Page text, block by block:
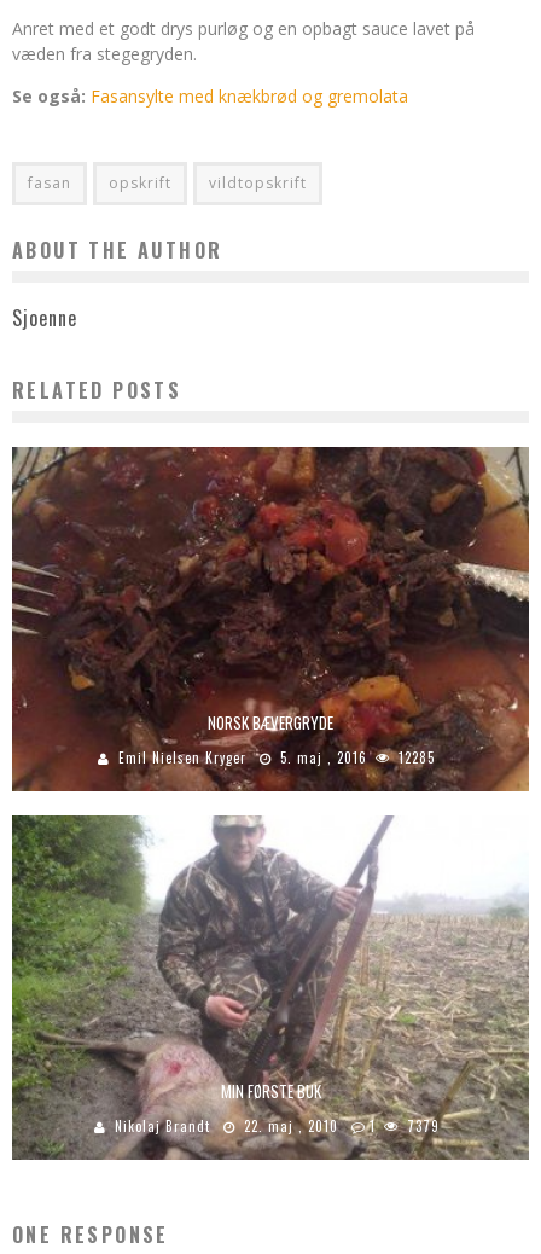
Anret med et godt drys purløg og en opbagt sauce lavet på
væden fra stegegryden.
Se også: Fasansylte med knækbrød og gremolata
fasan opskrift vildtopskrift
ABOUT THE AUTHOR
Sjoenne
RELATED POSTS
NORSK BÆVERGRYDE
Emil Nielsen Kryger 5. maj , 2016 12285
MIN FØRSTE BUK
Nikolaj Brandt 22. maj , 2010 1 7379
ONE RESPONSE